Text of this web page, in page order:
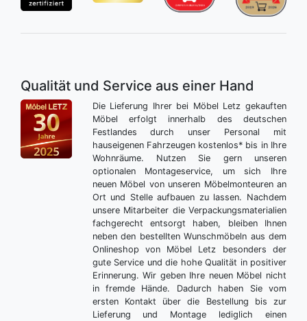
Qualität und Service aus einer Hand
Die Lieferung Ihrer bei Möbel Letz gekauften
Möbel erfolgt innerhalb des deutschen
Festlandes durch unser Personal mit
hauseigenen Fahrzeugen kostenlos* bis in Ihre
Wohnräume. Nutzen Sie gern unseren
optionalen Montageservice, um sich Ihre
neuen Möbel von unseren Möbelmonteuren an
Ort und Stelle aufbauen zu lassen. Nachdem
unsere Mitarbeiter die Verpackungsmaterialien
fachgerecht entsorgt haben, bleiben Ihnen
neben den bestellten Wunschmöbeln aus dem
Onlineshop von Möbel Letz besonders der
gute Service und die hohe Qualität in positiver
Erinnerung. Wir geben Ihre neuen Möbel nicht
in fremde Hände. Dadurch haben Sie vom
ersten Kontakt über die Bestellung bis zur
Lieferung und Montage lediglich einen